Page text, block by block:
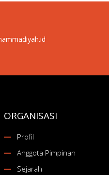
ORGANISASI
Profil
Anggota Pimpinan
Sejarah